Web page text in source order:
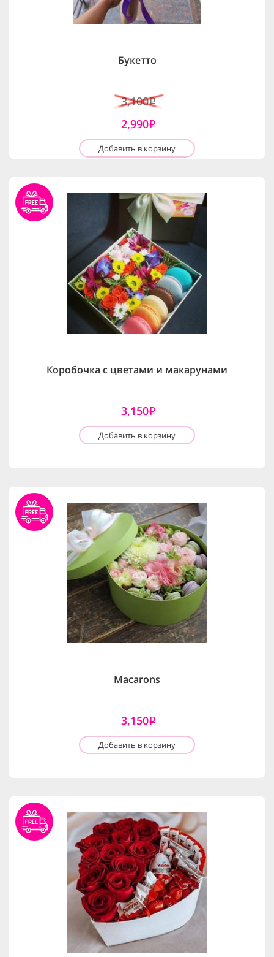
Букетто
3,100i
2,990i
Добавить в корзину
Коробочка с цветами и макарунами
3,150i
Добавить в корзину
Macarons
3,150i
Добавить в корзину